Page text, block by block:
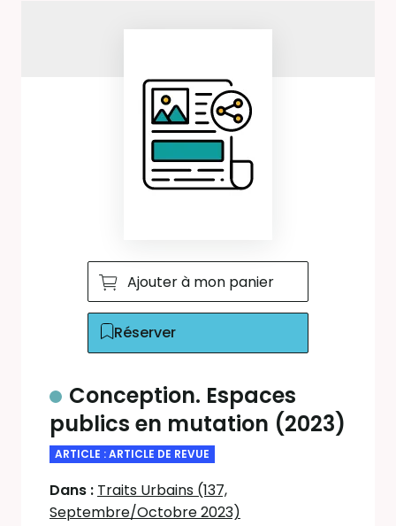
Ajouter à mon panier
Réserver
Conception. Espaces
publics en mutation (2023)
ARTICLE : ARTICLE DE REVUE
Dans : Traits Urbains (137,
Septembre/Octobre 2023)